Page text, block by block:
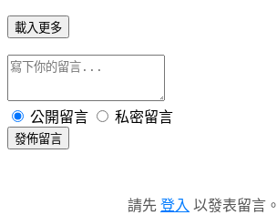
載入更多
公開留言 私密留言
發佈留言
請先 登入 以發表留言。